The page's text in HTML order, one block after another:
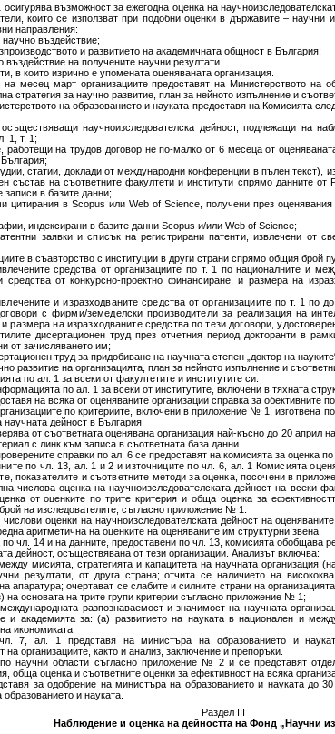
възможност за ежегодна оценка на
които се използват при подобни оценки в държавите –
направления:
научно въздействие;
и развитието на академичната общност в България;
на получените научни резултати.
в които изрично е упомената оценяваната организация.
месец март организациите предоставят на Министерството на
стратегия за научно развитие, план за нейното изпълнение и
на образованието и науката предоставя на Комисията
научноизследователска дейност, подлежащи на
1, т. 1;
работещи на трудов договор не по-малко от 6 месеца от
статии, доклади от международни конференции в пълен текст),
състав на съответните факултети и институти спрямо данните
в базите данни;
цитирания в Scopus или Web of Science, получени през
индексирани в базите данни Scopus и/или Web of Science;
заявки и списък на регистрирани патенти, извлечени от
в съавторство с институции в други страни спрямо общия брой
средства от организациите по т. 1 по националните и
средства от конкурсно-проектно финансиране, и размера на
и изразходваните средства от организациите по т. 1 по
с фирми/земеделски производители за реализация на
размера на изразходваните средства по тези договори,
дисертационен труд през отчетния период докторанти в
от зачисляването им;
труд за придобиване на научната степен „доктор на
развитие на организацията, план за нейното изпълнение и
по ал. 1 за всеки от факултетите и институтите си.
по ал. 1 за всеки от институтите, включени в тяхната
на всяка от оценяваните организации справка за обективните
по критериите, включени в приложение № 1, изготвена
дейност в България.
от съответната оценявана организация най-късно до 20 април
с линк към записа в съответната база данни.
справки по ал. 6 се предоставят на комисията за оценка
по чл. 13, ал. 1 и 2 и източниците по чл. 6, ал. 1 Комисията
показателите и съответните методи за оценка, посочени в
числова оценка на научноизследователската дейност на всеки
от оценките по трите критерия и обща оценка за
на изследователите, съгласно приложение № 1.
оценки на научноизследователската дейност на
аритметична на оценките на оценяваните им структурни звена.
чл. 14 и на данните, предоставени по чл. 13, комисията обобщава
дейност, осъществявана от тези организации. Анализът включва:
мисията, стратегията и капацитета на научната организация
резултати, от друга страна; отчита се наличието на
апаратура; очертават се слабите и силните страни на
основата на трите групи критерии съгласно приложение № 1;
разпознаваемост и значимост на научната
и академията за: (а) развитието на науката в национален и
икономиката.
7, ал. 1 представя на министъра на образованието и
на организациите, както и анализ, заключение и препоръки.
научни области съгласно приложение № 2 и се представят
обща оценка и съответните оценки за ефективност на всяка
за одобрение на министъра на образованието и науката до
и науката.
Раздел ІІІ
Наблюдение и оценка на дейността на Фонд „Научни